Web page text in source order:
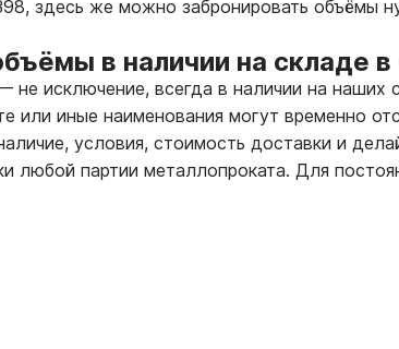
здесь же можно забронировать объёмы
в наличии на складе в
не исключение, всегда в наличии на
иные наименования могут временно
условия, стоимость доставки и
партии металлопроката. Для